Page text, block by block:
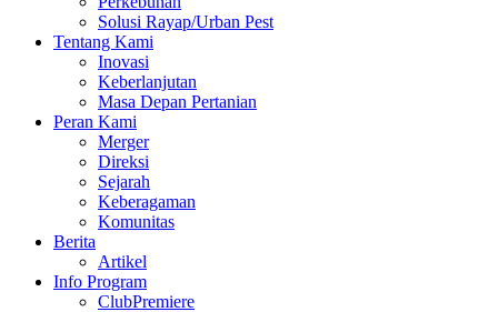
Solusi Rayap/Urban Pest
Tentang Kami
Inovasi
Keberlanjutan
Masa Depan Pertanian
Peran Kami
Merger
Direksi
Sejarah
Keberagaman
Komunitas
Berita
Artikel
Info Program
ClubPremiere